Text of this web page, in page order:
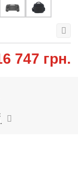
747 грн.